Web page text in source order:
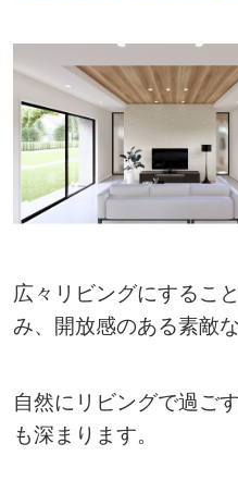
広々リビングにするこ
み、開放感のある素敵
自然にリビングで過ご
も深まります。